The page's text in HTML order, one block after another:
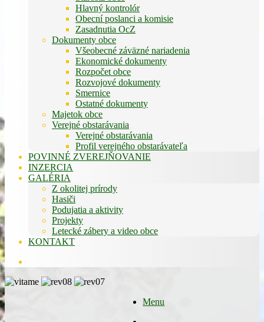
Hlavný kontrolór
Obecní poslanci a komisie
Zasadnutia OcZ
Dokumenty obce
Všeobecné záväzné nariadenia
Ekonomické dokumenty
Rozpočet obce
Rozvojové dokumenty
Smernice
Ostatné dokumenty
Majetok obce
Verejné obstarávania
Verejné obstarávania
Profil verejného obstarávateľa
POVINNÉ ZVEREJŇOVANIE
INZERCIA
GALÉRIA
Z okolitej prírody
Hasiči
Podujatia a aktivity
Projekty
Letecké zábery a video obce
KONTAKT
Menu